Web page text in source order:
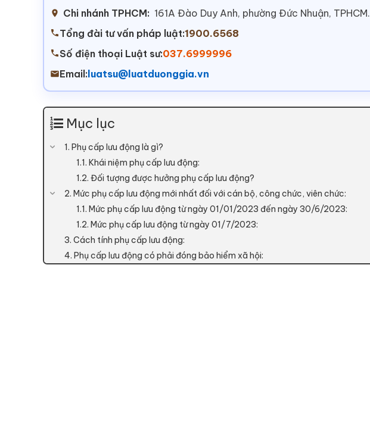
Chi nhánh TPHCM: 161A Đào Duy Anh, phường Đức Nhuận, TPHCM.
Tổng đài tư vấn pháp luật:1900.6568
Số điện thoại Luật sư:037.6999996
Email: luatsu@luatduonggia.vn
Mục lục
1. Phụ cấp lưu động là gì?
1.1. Khái niệm phụ cấp lưu động:
1.2. Đối tượng được hưởng phụ cấp lưu động?
2. Mức phụ cấp lưu động mới nhất đối với cán bộ, công chức, viên chức:
1.1. Mức phụ cấp lưu động từ ngày 01/01/2023 đến ngày 30/6/2023:
1.2. Mức phụ cấp lưu động từ ngày 01/7/2023:
3. Cách tính phụ cấp lưu động:
4. Phụ cấp lưu động có phải đóng bảo hiểm xã hội: